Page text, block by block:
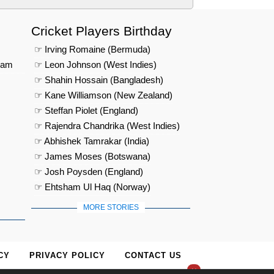
Cricket Players Birthday
☞ Irving Romaine (Bermuda)
☞ Leon Johnson (West Indies)
☞ Shahin Hossain (Bangladesh)
☞ Kane Williamson (New Zealand)
☞ Steffan Piolet (England)
☞ Rajendra Chandrika (West Indies)
☞ Abhishek Tamrakar (India)
☞ James Moses (Botswana)
☞ Josh Poysden (England)
☞ Ehtsham Ul Haq (Norway)
MORE STORIES
PRIVACY POLICY CONTACT US
×